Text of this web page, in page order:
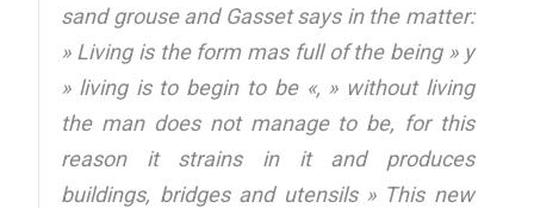
sand grouse and Gasset says in the matter:
» Living is the form mas full of the being » y
» living is to begin to be «, » without living
the man does not manage to be, for this
reason it strains in it and produces
buildings, bridges and utensils» This new